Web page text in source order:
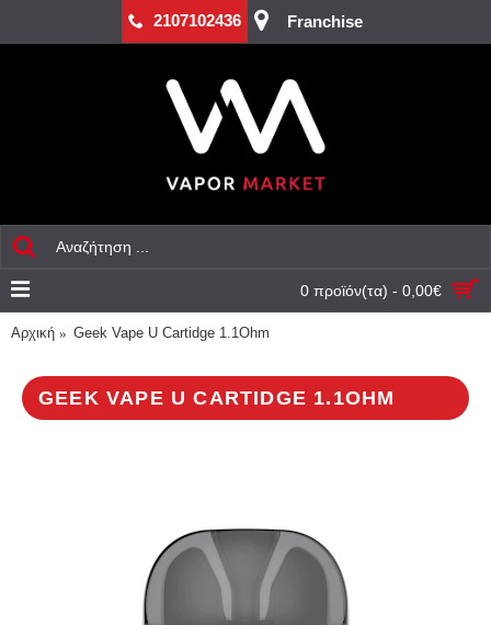
2107102436 Franchise
0 προϊόν(τα) - 0,00€
Αρχική Geek Vape U Cartidge 1.1Ohm
GEEK VAPE U CARTIDGE 1.1OHM